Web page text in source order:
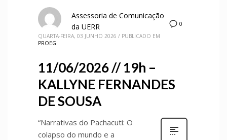
0
Assessoria de Comunicação
da UERR
QUARTA-FEIRA, 03 JUNHO 2026 / PUBLICADO EM
PROEG
11/06/2026 // 19h –
KALLYNE FERNANDES
DE SOUSA
“Narrativas do Pachacuti: O
colapso do mundo e a